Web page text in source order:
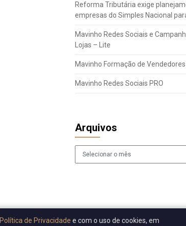
Reforma Tributária exige
empresas do Simples Nacional
Mavinho Redes Sociais e
Lojas – Lite
Mavinho Formação de Vendedores
Mavinho Redes Sociais PRO
Arquivos
Arquivos
Política de Privacidade e com o uso de cookies, em